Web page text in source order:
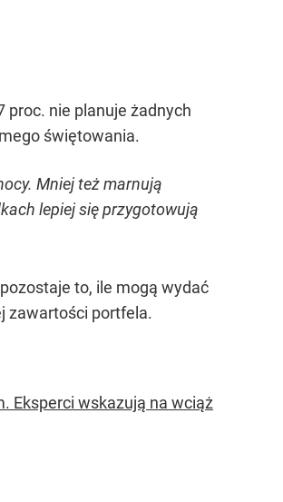
proc. nie planuje żadnych
świętowania.
Mniej też marnują
lepiej się przygotowują
to, ile mogą wydać
zawartości portfela.
Eksperci wskazują na wciąż